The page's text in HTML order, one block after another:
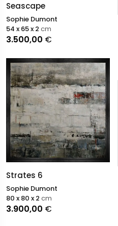
Seascape
Sophie Dumont
3.500,00 €
54 x 65 x 2 cm
Strates 6
Sophie Dumont
3.900,00 €
80 x 80 x 2 cm